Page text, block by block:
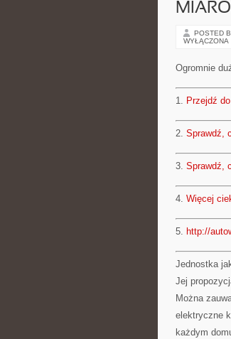
POSTED
WYŁĄCZONA
Ogromnie
1. Przejdź
2. Sprawdź,
3. Sprawdź,
4. Więcej
5. http://
Jednostka
Jej
Można
elektryczne
każdym